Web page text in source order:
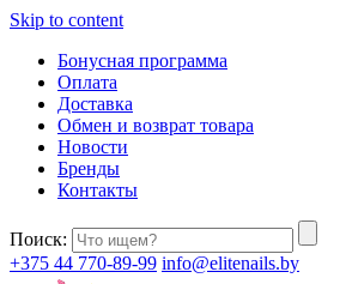
Skip to content
Бонусная программа
Оплата
Доставка
Обмен и возврат товара
Новости
Бренды
Контакты
Поиск:
+375 44 770-89-99 info@elitenails.by